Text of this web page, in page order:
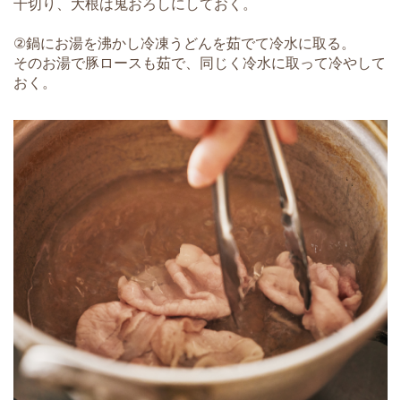
千切り、大根は鬼おろしにしておく。
②鍋にお湯を沸かし冷凍うどんを茹でて冷水に取る。
そのお湯で豚ロースも茹で、同じく冷水に取って冷やして
おく。